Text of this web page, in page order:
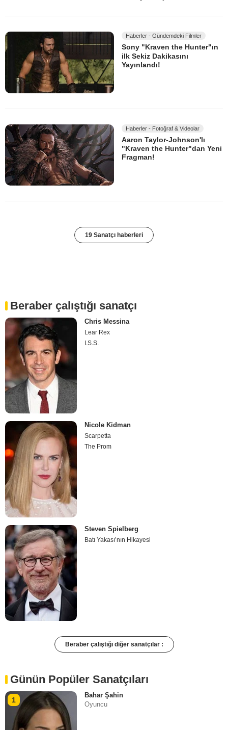
Haberler - Gündemdeki Filmler
Sony "Kraven the Hunter"ın
ilk Sekiz Dakikasını
Yayınlandı!
Haberler - Fotoğraf & Videolar
Aaron Taylor-Johnson'lı
"Kraven the Hunter"dan Yeni
Fragman!
19 Sanatçı haberleri
Beraber çalıştığı sanatçı
Chris Messina
Lear Rex
I.S.S.
Nicole Kidman
Scarpetta
The Prom
Steven Spielberg
Batı Yakası’nın Hikayesi
Beraber çalıştığı diğer sanatçılar :
Günün Popüler Sanatçıları
1
Bahar Şahin
Oyuncu